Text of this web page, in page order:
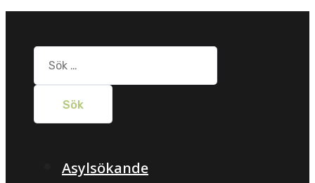
Sök
efter:
Asylsökande